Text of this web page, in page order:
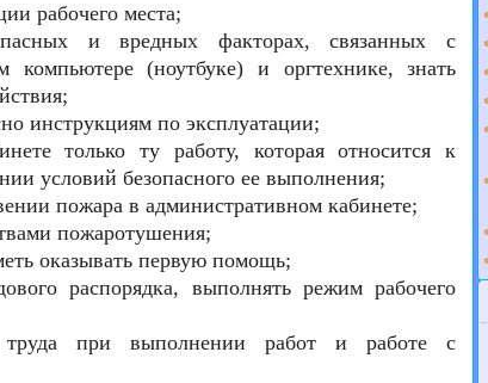
рабочего места;
и вредных факторах, связанных с
компьютере (ноутбуке) и оргтехнике, знать
инструкциям по эксплуатации;
только ту работу, которая относится к
условий безопасного ее выполнения;
пожара в административном кабинете;
пожаротушения;
оказывать первую помощь;
распорядка, выполнять режим рабочего
труда при выполнении работ и работе с